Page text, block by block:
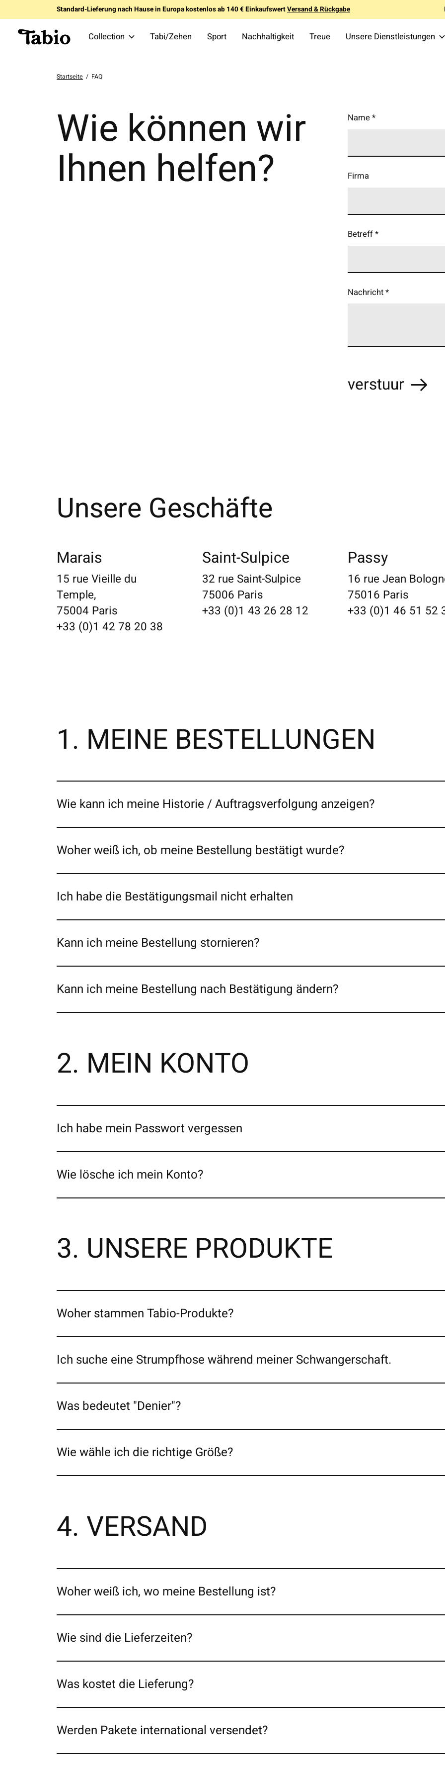
Standard-Lieferung nach Hause in Europa kostenlos ab 140 € EinkaufswertVersand & Rückgabe
Collection Tabi/Zehen Sport Nachhaltigkeit Treue Unsere Dienstleistungen
Startseite / FAQ
Wie können wir
Ihnen helfen?
Name*
Firma
Betreff*
Nachricht*
verstuur
Unsere Geschäfte
Marais
15 rue Vieille du
Temple,
75004 Paris
+33 (0)1 42 78 20 38
Saint-Sulpice
32 rue Saint-Sulpice
75006 Paris
+33 (0)1 43 26 28 12
Passy
16 rue Jean
75016 Paris
+33 (0)1 46 51 52
1. MEINE BESTELLUNGEN
Wie kann ich meine Historie / Auftragsverfolgung anzeigen?
Woher weiß ich, ob meine Bestellung bestätigt wurde?
Ich habe die Bestätigungsmail nicht erhalten
Kann ich meine Bestellung stornieren?
Kann ich meine Bestellung nach Bestätigung ändern?
2. MEIN KONTO
Ich habe mein Passwort vergessen
Wie lösche ich mein Konto?
3. UNSERE PRODUKTE
Woher stammen Tabio-Produkte?
Ich suche eine Strumpfhose während meiner Schwangerschaft.
Was bedeutet "Denier"?
Wie wähle ich die richtige Größe?
4. VERSAND
Woher weiß ich, wo meine Bestellung ist?
Wie sind die Lieferzeiten?
Was kostet die Lieferung?
Werden Pakete international versendet?